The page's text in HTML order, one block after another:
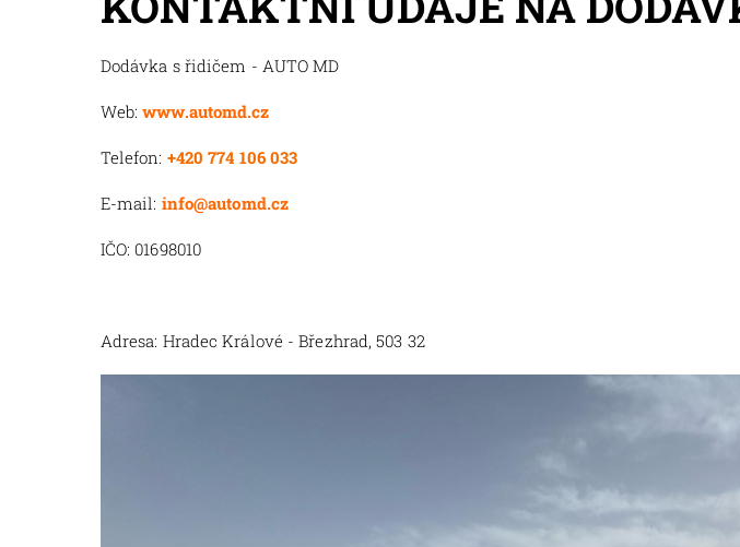
Dodávka s řidičem - AUTO MD
Web:www.automd.cz
Telefon: +420 774 106 033
E-mail: info@automd.cz
IČO: 01698010
Adresa: Hradec Králové - Březhrad, 503 32